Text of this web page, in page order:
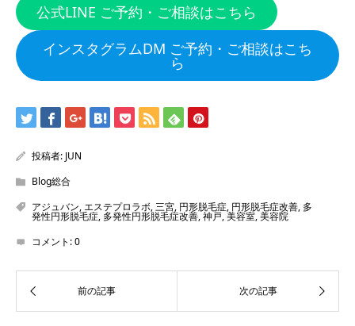
公式LINE ご予約・ご相談はこちら
インスタグラムDM ご予約・ご相談はこち
ら
投稿者: JUN
Blog総合
アジュバン,エステプロラボ,三宮, 円形脱毛症, 円形脱毛症改善,多
発性円形脱毛症,多発性円形脱毛症改善,神戸,美容室,美容院
コメント:0